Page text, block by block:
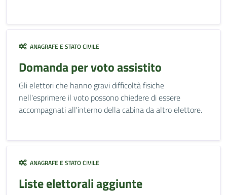
ANAGRAFE E STATO CIVILE
Domanda per voto assistito
Gli elettori che hanno gravi difficoltà fisiche
nell'esprimere il voto possono chiedere di essere
accompagnati all'interno della cabina da altro elettore.
ANAGRAFE E STATO CIVILE
Liste elettorali aggiunte